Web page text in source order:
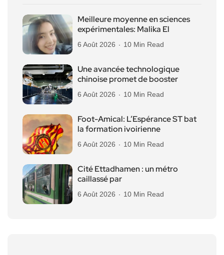
Meilleure moyenne en sciences
expérimentales: Malika El
6 Août 2026 10 Min Read
Une avancée technologique
chinoise promet de booster
6 Août 2026 10 Min Read
Foot-Amical: L’Espérance ST bat
la formation ivoirienne
6 Août 2026 10 Min Read
Cité Ettadhamen : un métro
caillassé par
6 Août 2026 10 Min Read